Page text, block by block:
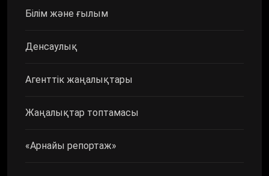
Білім және ғылым
Денсаулық
Агенттік жаңалықтары
Жаңалықтар топтамасы
«Арнайы репортаж»